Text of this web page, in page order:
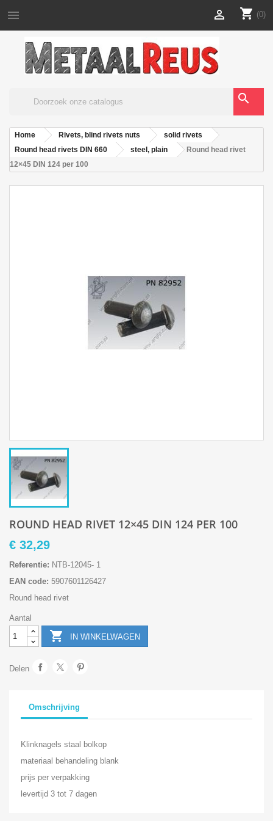
 shopping_cart (0)

search
Home Rivets, blind rivets nuts
solid rivets
Round head rivets DIN 660
steel, plain
Round head rivet
12×45 DIN 124 per 100
ROUND HEAD RIVET 12×45 DIN 124 PER 100
€ 32,29
Referentie: NTB-12045- 1
EAN code: 5907601126427
Round head rivet
Aantal
 IN WINKELWAGEN
Delen
Omschrijving
Klinknagels staal bolkop
materiaal behandeling blank
prijs per verpakking
levertijd 3 tot 7 dagen